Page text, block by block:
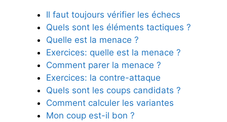
Il faut toujours vérifier les échecs
Quels sont les éléments tactiques ?
Quelle est la menace ?
Exercices: quelle est la menace ?
Comment parer la menace ?
Exercices: la contre-attaque
Quels sont les coups candidats ?
Comment calculer les variantes
Mon coup est-il bon ?